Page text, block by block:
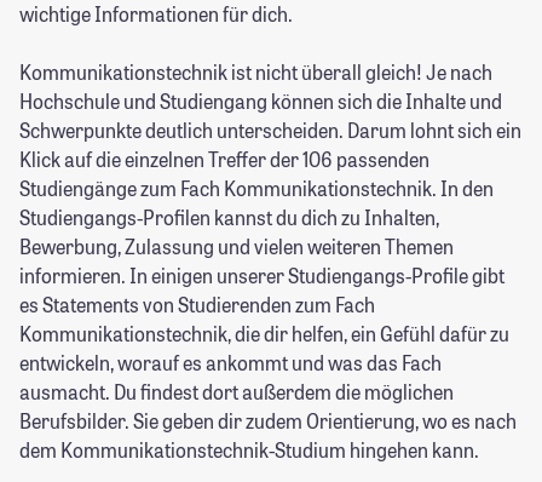
wichtige Informationen für dich.
Kommunikationstechnik ist nicht überall gleich! Je nach
Hochschule und Studiengang können sich die Inhalte und
Schwerpunkte deutlich unterscheiden. Darum lohnt sich ein
Klick auf die einzelnen Treffer der 106 passenden
Studiengänge zum Fach Kommunikationstechnik. In den
Studiengangs-Profilen kannst du dich zu Inhalten,
Bewerbung, Zulassung und vielen weiteren Themen
informieren. In einigen unserer Studiengangs-Profile gibt
es Statements von Studierenden zum Fach
Kommunikationstechnik, die dir helfen, ein Gefühl dafür zu
entwickeln, worauf es ankommt und was das Fach
ausmacht. Du findest dort außerdem die möglichen
Berufsbilder. Sie geben dir zudem Orientierung, wo es nach
dem Kommunikationstechnik-Studium hingehen kann.